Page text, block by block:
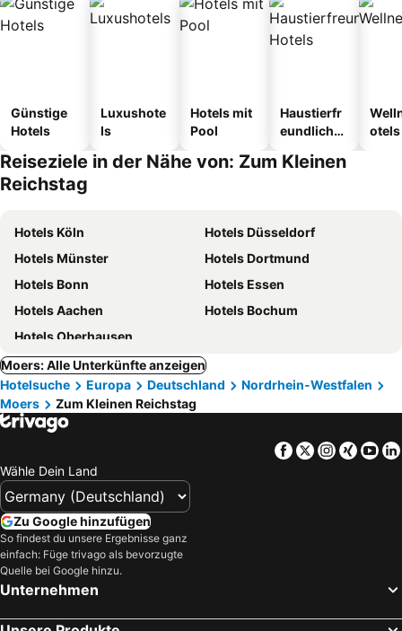
Günstige
Hotels
Luxushote
ls
Hotels mit
Pool
Haustierfr
eundliche
otels
Reiseziele in der Nähe von: Zum Kleinen
Reichstag
Hotels Köln
Hotels Düsseldorf
Hotels Münster
Hotels Dortmund
Hotels Bonn
Hotels Essen
Hotels Aachen
Hotels Bochum
Hotels Oberhausen
Moers: Alle Unterkünfte anzeigen
Hotelsuche
Europa Deutschland
Nordrhein-Westfalen
Moers
Zum Kleinen Reichstag
Facebook
TwitterXing
Wähle Dein Land
Zu Google hinzufügen
So findest du unsere Ergebnisse ganz
einfach: Füge trivago als bevorzugte
Quelle bei Google hinzu.
Unternehmen